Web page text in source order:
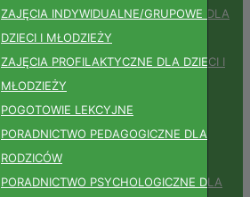
ZAJĘCIA INDYWIDUALNE/GRUPOWE DLA
DZIECI I MŁODZIEŻY
ZAJĘCIA PROFILAKTYCZNE DLA DZIECI I
MŁODZIEŻY
POGOTOWIE LEKCYJNE
PORADNICTWO PEDAGOGICZNE DLA
RODZICÓW
PORADNICTWO PSYCHOLOGICZNE DLA